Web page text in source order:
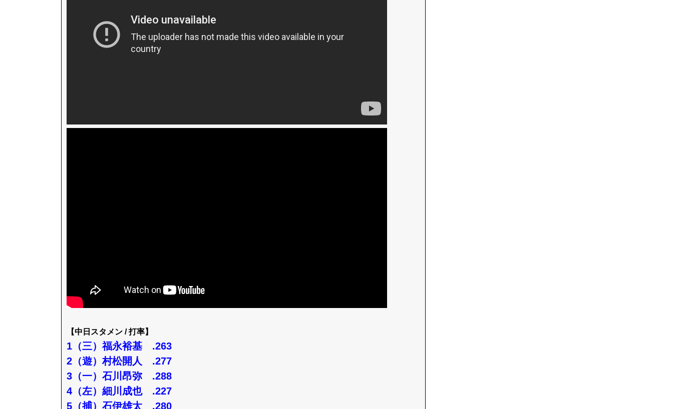
【中日スタメン / 打率】
1（三）福永裕基 .263
2（遊）村松開人 .277
3（一）石川昂弥 .288
4（左）細川成也 .227
5（捕）石伊雄太 .280